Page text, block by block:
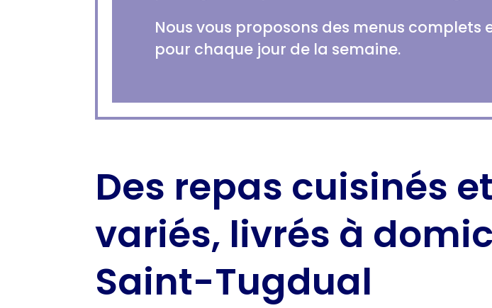
Nous vous proposons des menus complets
pour chaque jour de la semaine.
Des repas cuisinés et
variés, livrés à
Saint-Tugdual